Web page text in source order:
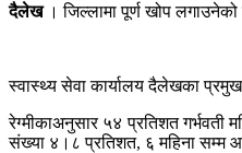
दैलेख। जिल्लामा पूर्ण खोप
स्वास्थ्य सेवा कार्यालय दैलेखका
रेग्मीकाअनुसार ५४ प्रतिशत गर्भवती
संख्या ४।८ प्रतिशत, ६ महिना सम्म